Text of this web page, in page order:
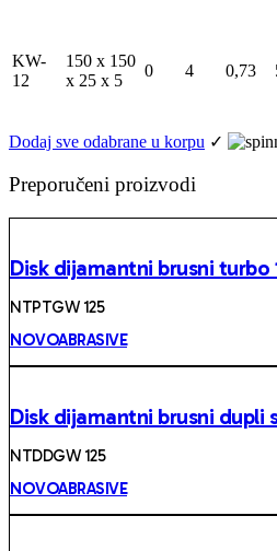
KW-
12
150 x 150
x 25 x 5
0 4 0,73
Dodaj sve odabrane u korpu ✓
Preporučeni proizvodi
Disk dijamantni brusni turbo
NTPTGW 125
NOVOABRASIVE
Disk dijamantni brusni dupli
NTDDGW 125
NOVOABRASIVE